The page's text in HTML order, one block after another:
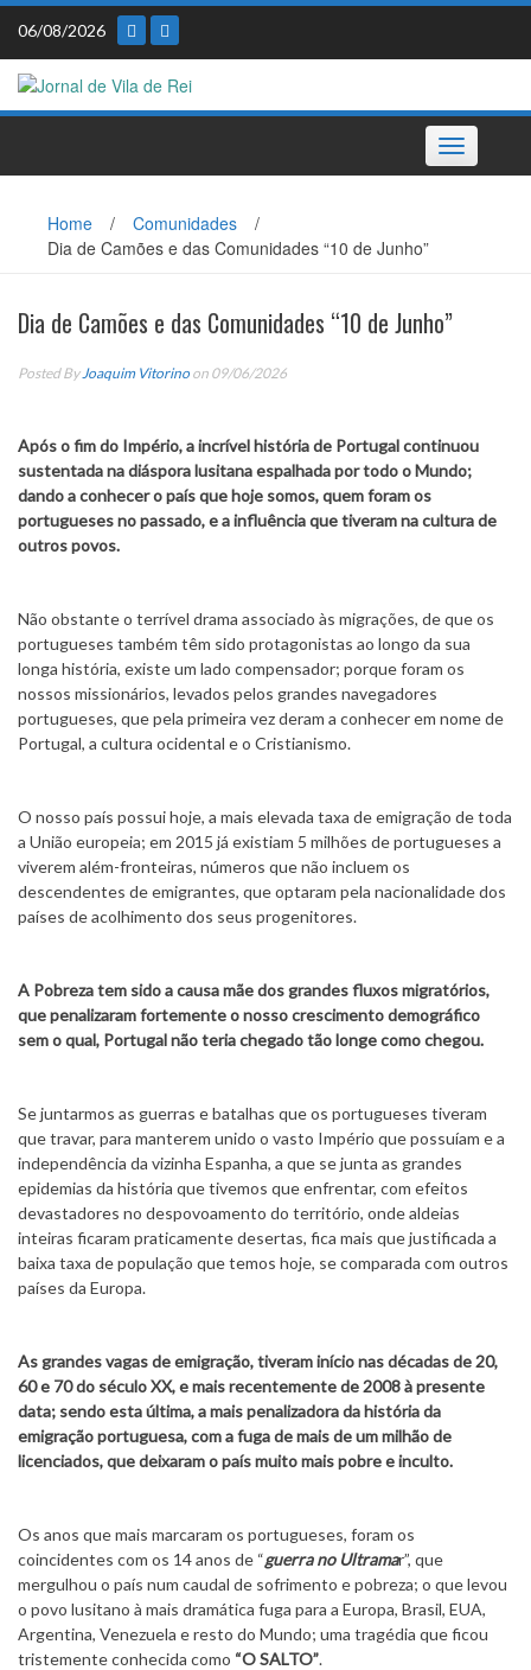
Skip
content
06/08/2026
Toggle
navigation
Home / Comunidades
/
Dia de Camões e das Comunidades “10 de Junho”
Dia de Camões e das Comunidades “10 de Junho”
Posted By Joaquim Vitorino on 09/06/2026
Após o fim do Império, a incrível história de Portugal continuou
sustentada na diáspora lusitana espalhada por todo o Mundo;
dando a conhecer o país que hoje somos, quem foram os
portugueses no passado, e a influência que tiveram na cultura de
outros povos.
Não obstante o terrível drama associado às migrações, de que os
portugueses também têm sido protagonistas ao longo da sua
longa história, existe um lado compensador; porque foram os
nossos missionários, levados pelos grandes navegadores
portugueses, que pela primeira vez deram a conhecer em nome de
Portugal, a cultura ocidental e o Cristianismo.
O nosso país possui hoje, a mais elevada taxa de emigração de toda
a União europeia; em 2015 já existiam 5 milhões de portugueses a
viverem além-fronteiras, números que não incluem os
descendentes de emigrantes, que optaram pela nacionalidade dos
países de acolhimento dos seus progenitores.
A Pobreza tem sido a causa mãe dos grandes fluxos migratórios,
que penalizaram fortemente o nosso crescimento demográfico
sem o qual, Portugal não teria chegado tão longe como chegou.
Se juntarmos as guerras e batalhas que os portugueses tiveram
que travar, para manterem unido o vasto Império que possuíam e a
independência da vizinha Espanha, a que se junta as grandes
epidemias da história que tivemos que enfrentar, com efeitos
devastadores no despovoamento do território, onde aldeias
inteiras ficaram praticamente desertas, fica mais que justificada a
baixa taxa de população que temos hoje, se comparada com outros
países da Europa.
As grandes vagas de emigração, tiveram início nas décadas de 20,
60 e 70 do século XX, e mais recentementede 2008 à presente
data; sendo esta última, a mais penalizadora da história da
emigração portuguesa, com a fuga de mais de um milhão de
licenciados, que deixaram o país muito mais pobre e inculto.
Os anos que mais marcaram os portugueses, foram os
coincidentes com os 14 anos de “guerra no Ultramar”, que
mergulhou o país num caudal de sofrimento e pobreza; o que levou
o povo lusitano à mais dramática fuga para a Europa, Brasil, EUA,
Argentina, Venezuela e resto do Mundo; uma tragédia que ficou
tristemente conhecida como “O SALTO”.